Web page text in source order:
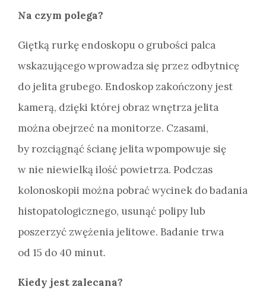
Na czym polega?
Giętką rurkę endoskopu o grubości palca
wskazującego wprowadza się przez odbytnicę
do jelita grubego. Endoskop zakończony jest
kamerą, dzięki której obraz wnętrza jelita
można obejrzeć na monitorze. Czasami,
by rozciągnąć ścianę jelita wpompowuje się
w nie niewielką ilość powietrza. Podczas
kolonoskopii można pobrać wycinek do badania
histopatologicznego, usunąć polipy lub
poszerzyć zwężenia jelitowe. Badanie trwa
od 15 do 40 minut.
Kiedy jest zalecana?